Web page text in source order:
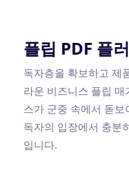
플립 PDF 플
독자층을 확보하고 제
라운 비즈니스 플립
스가 군중 속에서 돋
독자의 입장에서 충분
입니다.